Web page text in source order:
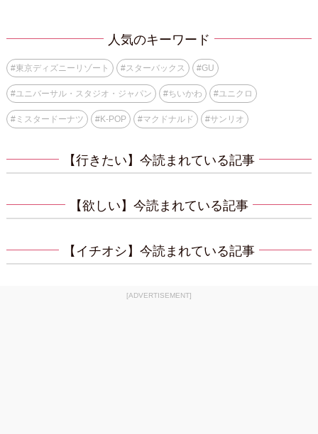
人気のキーワード
#東京ディズニーリゾート #スターバックス #GU
#ユニバーサル・スタジオ・ジャパン #ちいかわ #ユニクロ
#ミスタードーナツ #K-POP #マクドナルド #サンリオ
【行きたい】今読まれている記事
【欲しい】今読まれている記事
【イチオシ】今読まれている記事
[ADVERTISEMENT]